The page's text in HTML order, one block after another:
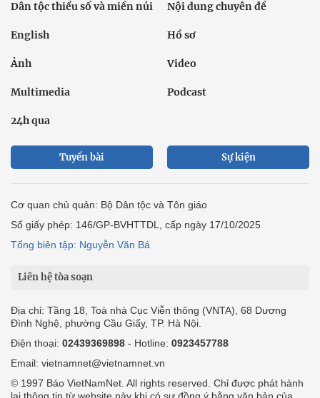
Dân tộc thiểu số và miền núi Nội dung chuyên đề
English Hồ sơ
Ảnh Video
Multimedia Podcast
24h qua
Tuyến bài Sự kiện
Cơ quan chủ quản: Bộ Dân tộc và Tôn giáo
Số giấy phép: 146/GP-BVHTTDL, cấp ngày 17/10/2025
Tổng biên tập: Nguyễn Văn Bá
Liên hệ tòa soạn
Địa chỉ: Tầng 18, Toà nhà Cục Viễn thông (VNTA), 68 Dương
Đình Nghệ, phường Cầu Giấy, TP. Hà Nội.
Điện thoại: 02439369898 - Hotline: 0923457788
Email: vietnamnet@vietnamnet.vn
© 1997 Báo VietNamNet. All rights reserved. Chỉ được phát hành